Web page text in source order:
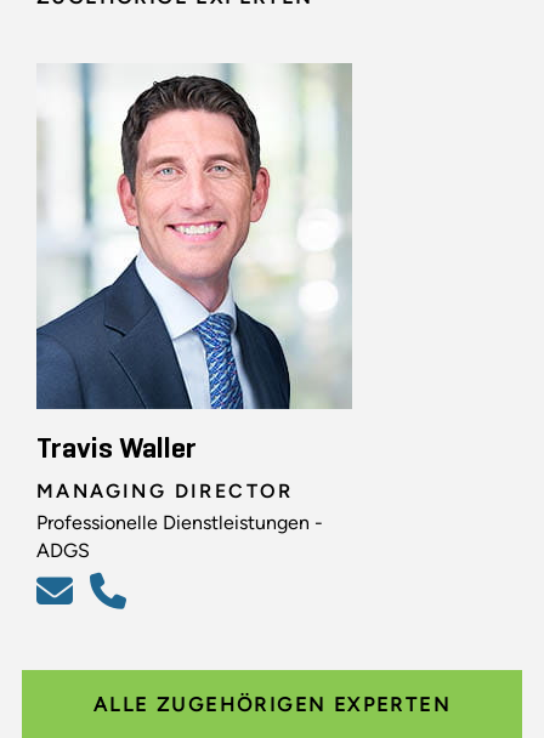
Travis Waller
MANAGING DIRECTOR
Professionelle Dienstleistungen -
ADGS
ALLE ZUGEHÖRIGEN EXPERTEN